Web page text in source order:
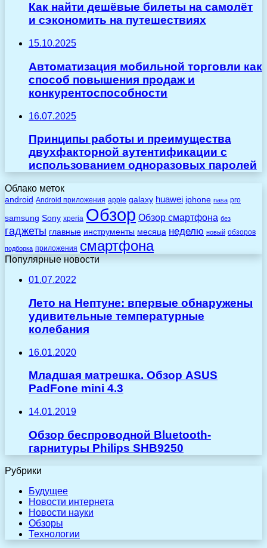
Как найти дешёвые билеты на самолёт
и сэкономить на путешествиях
15.10.2025
Автоматизация мобильной торговли как
способ повышения продаж и
конкурентоспособности
16.07.2025
Принципы работы и преимущества
двухфакторной аутентификации с
использованием одноразовых паролей
Облако меток
android Android приложения apple galaxy huawei iphone nasa pro
samsung Sony xperia Обзор Обзор смартфона без
гаджеты главные инструменты месяца неделю новый обзоров
подборка приложения смартфона
Популярные новости
01.07.2022
Лето на Нептуне: впервые обнаружены
удивительные температурные
колебания
16.01.2020
Младшая матрешка. Обзор ASUS
PadFone mini 4.3
14.01.2019
Обзор беспроводной Bluetooth-
гарнитуры Philips SHB9250
Рубрики
Будущее
Новости интернета
Новости науки
Обзоры
Технологии